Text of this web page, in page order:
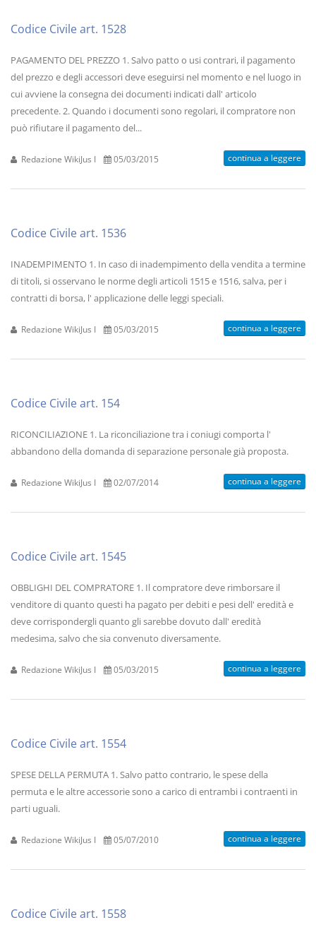
Codice Civile art. 1528
PAGAMENTO DEL PREZZO 1. Salvo patto o usi contrari, il pagamento
del prezzo e degli accessori deve eseguirsi nel momento e nel luogo in
cui avviene la consegna dei documenti indicati dall' articolo
precedente. 2. Quando i documenti sono regolari, il compratore non
può rifiutare il pagamento del...
Redazione WikiJus I 05/03/2015 continua a leggere
Codice Civile art. 1536
INADEMPIMENTO 1. In caso di inadempimento della vendita a termine
di titoli, si osservano le norme degli articoli 1515 e 1516, salva, per i
contratti di borsa, l' applicazione delle leggi speciali.
Redazione WikiJus I 05/03/2015 continua a leggere
Codice Civile art. 154
RICONCILIAZIONE 1. La riconciliazione tra i coniugi comporta l'
abbandono della domanda di separazione personale già proposta.
Redazione WikiJus I 02/07/2014 continua a leggere
Codice Civile art. 1545
OBBLIGHI DEL COMPRATORE 1. Il compratore deve rimborsare il
venditore di quanto questi ha pagato per debiti e pesi dell' eredità e
deve corrispondergli quanto gli sarebbe dovuto dall' eredità
medesima, salvo che sia convenuto diversamente.
Redazione WikiJus I 05/03/2015 continua a leggere
Codice Civile art. 1554
SPESE DELLA PERMUTA 1. Salvo patto contrario, le spese della
permuta e le altre accessorie sono a carico di entrambi i contraenti in
parti uguali.
Redazione WikiJus I 05/07/2010 continua a leggere
Codice Civile art. 1558